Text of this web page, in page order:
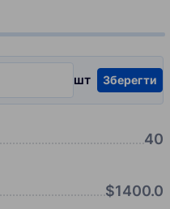
шт Зберегти
40
$1400.0